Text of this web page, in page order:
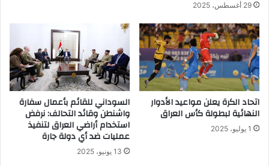
29 أغسطس، 2025
اتحاد الكرة يعلن مواعيد الأدوار
النهائية لبطولة كأس العراق
1 يوليو، 2025
السوداني للقائم بأعمال سفارة
واشنطن وقائد التحالف: نرفض
استخدام أراضي العراق لتنفيذ
عمليات ضد أي دولة جارة
13 يونيو، 2025